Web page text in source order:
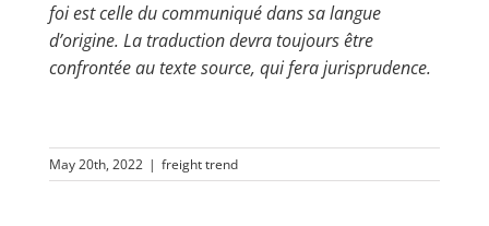
foi est celle du communiqué dans sa langue
d’origine. La traduction devra toujours être
confrontée au texte source, qui fera jurisprudence.
May 20th, 2022 | freight trend